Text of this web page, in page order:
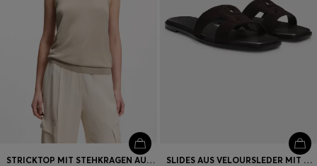
STRICKTOP MIT STEHKRAGEN AUS SUPERFINE GARN SLIDES AUS VELOURSLEDER MIT GESTICKTEM DOUBLE-B-MONOGRAMM